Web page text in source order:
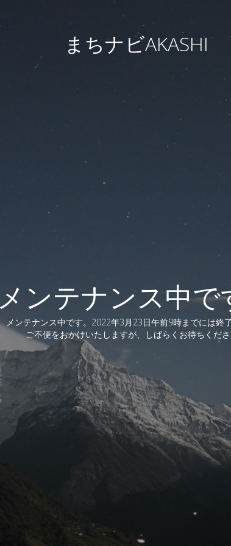
まちナビAKASHI
ンテナンス中で
メンテナンス中です。2022年3月23日午前9時までには終
ご不便をおかけいたしますが、しばらくお待ちくださ